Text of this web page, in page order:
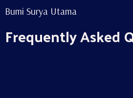
Bumi Surya Utama
Frequently Asked